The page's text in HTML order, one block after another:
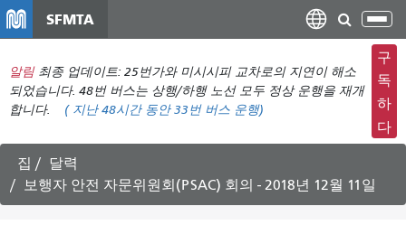
텐
츠
로
건
뛰
기
SFMTA
탐
색
메
뉴
전
환
알림 최종 업데이트: 25번가와 미시시피 교차로의 지연이 해소
되었습니다. 48번 버스는 상행/하행 노선 모두 정상 운행을 재개
합니다.
( 지난 48시간 동안33번 버스 운행)
구
독
하
다
집
달력
보행자 안전 자문위원회(PSAC) 회의 - 2018년 12월 11일